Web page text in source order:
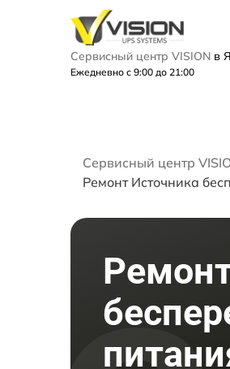
Сервисный центр VISION в
Ежедневно с 9:00 до 21:00
Сервисный центр
Ремонт Источника